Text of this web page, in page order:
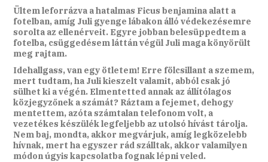
Ültem leforrázva a hatalmas Ficus benjamina alatt a
fotelban, amíg Juli gyenge lábakon álló védekezésemre
sorolta az ellenérveit. Egyre jobban belesüppedtem a
fotelba, csüggedésem láttán végül Juli maga könyörült
meg rajtam.
Idehallgass, van egy ötletem! Erre fölcsillant a szemem,
mert tudtam, ha Juli kieszelt valamit, abból csak jó
sülhet ki a végén. Elmentetted annak az állítólagos
közjegyzőnek a számát? Ráztam a fejemet, dehogy
mentettem, azóta számtalan telefonom volt, a
vezetékes készülék legfeljebb az utolsó hívást tárolja.
Nem baj, mondta, akkor megvárjuk, amíg legközelebb
hívnak, mert ha egyszer rád szálltak, akkor valamilyen
módon úgyis kapcsolatba fognak lépni veled.